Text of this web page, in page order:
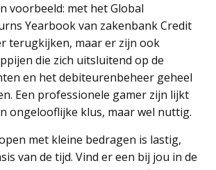
voorbeeld: met het Global
Yearbook van zakenbank Credit
terugkijken, maar er zijn ook
die zich uitsluitend op de
en het debiteurenbeheer geheel
Een professionele gamer zijn lijkt
ongelooflijke klus, maar wel nuttig.
met kleine bedragen is lastig,
van de tijd. Vind er een bij jou in de